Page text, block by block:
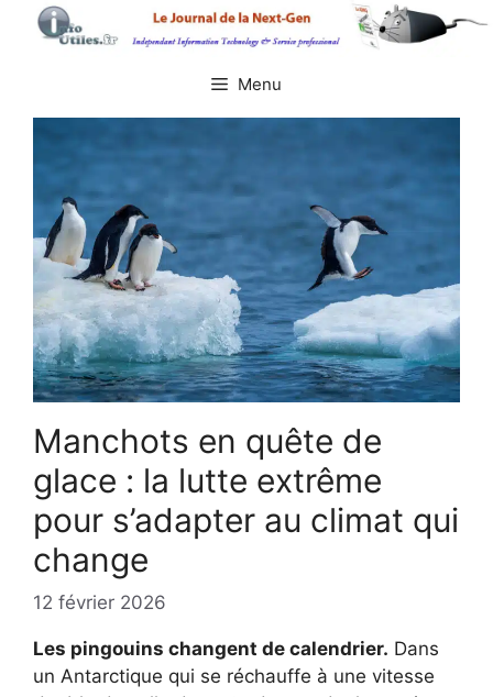
Aller
Menu
Manchots en quête de
glace : la lutte extrême
pour s’adapter au climat qui
change
12 février 2026
Les pingouins changent de calendrier. Dans
un Antarctique qui se réchauffe à une vitesse